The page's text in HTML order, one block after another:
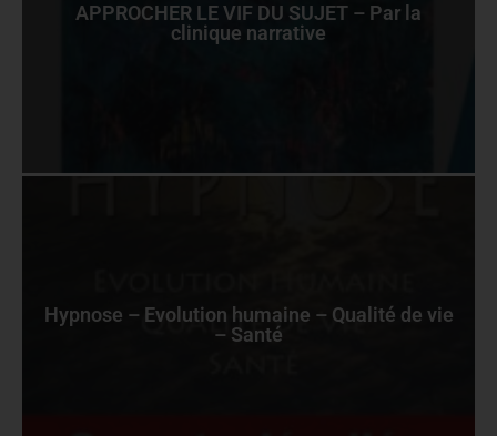
APPROCHER LE VIF DU SUJET – Par la
clinique narrative
Hypnose – Evolution humaine – Qualité de vie
– Santé